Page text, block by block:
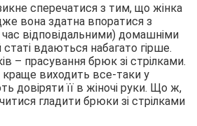
сперечатися з тим, що жінка
вона здатна впоратися з
відповідальними) домашніми
статі вдаються набагато гірше.
– прасування брюк зі стрілками.
краще виходить все-таки у
довіряти її в жіночі руки. Що ж,
гладити брюки зі стрілками